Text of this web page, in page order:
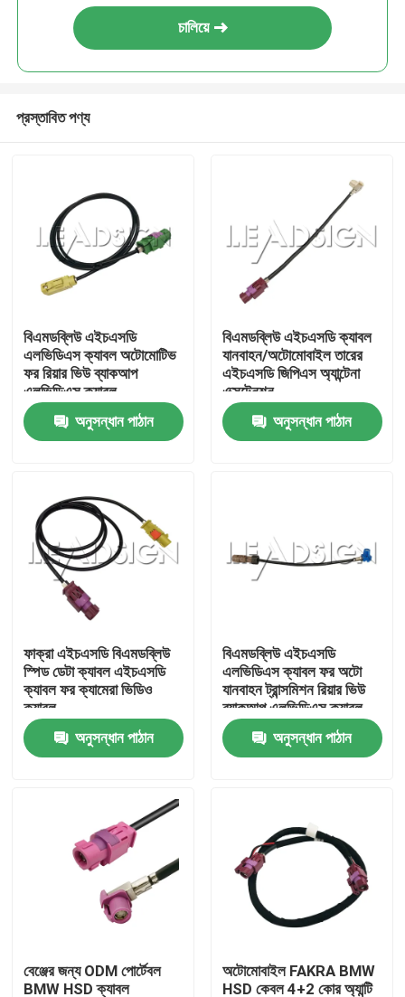
পণ্য
ভিডিও
আমাদের সম্পর্কে
কারখানা ভ্রমণ
মান নিয়ন্ত্রণ
উদ্ধৃতির জন্য আবেদন
FAKRA HSD সংযোগকারী
FAKRA PCB সংযোগকারী
চালিয়ে
প্রস্তাবিত পণ্য
বিএমডব্লিউ এইচএসডি
এলভিডিএস ক্যাবল অটোমোটিভ
ফর রিয়ার ভিউ ব্যাকআপ
এলভিডিএস ক্যাবল
অনুসন্ধান পাঠান
বিএমডব্লিউ এইচএসডি ক্যাবল
যানবাহন/অটোমোবাইল তারের
এইচএসডি জিপিএস অ্যান্টেনা
এক্সটেনশন
অনুসন্ধান পাঠান
ফাক্রা এইচএসডি বিএমডব্লিউ
স্পিড ডেটা ক্যাবল এইচএসডি
ক্যাবল ফর ক্যামেরা ভিডিও
ক্যাবল
অনুসন্ধান পাঠান
বিএমডব্লিউ এইচএসডি
এলভিডিএস ক্যাবল ফর অটো
যানবাহন ট্রান্সমিশন রিয়ার ভিউ
ব্যাকআপ এলভিডিএস ক্যাবল
অনুসন্ধান পাঠান
বেঞ্জের জন্য ODM পোর্টেবল
BMW HSD ক্যাবল
অটোমোবাইল FAKRA BMW
HSD কেবল 4+2 কোর অ্যান্টি